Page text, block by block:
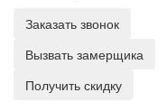
Заказать звонок
Вызвать замерщика
Получить скидку